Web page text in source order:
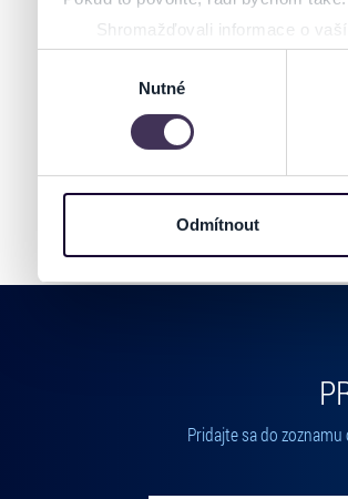
Shromažďovali informace o
Identifikovali vaše zařízení
Zjistěte více o tom, jak
můžete kdykoliv změnit nebo
informace o vašem zařízení nebo
osobní údaje. Získané informace
Jaké typy cookies používáme,
Nutné
Odmítnout
Pridajte sa do